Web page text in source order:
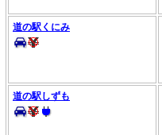
道の駅くにみ
道の駅しずも